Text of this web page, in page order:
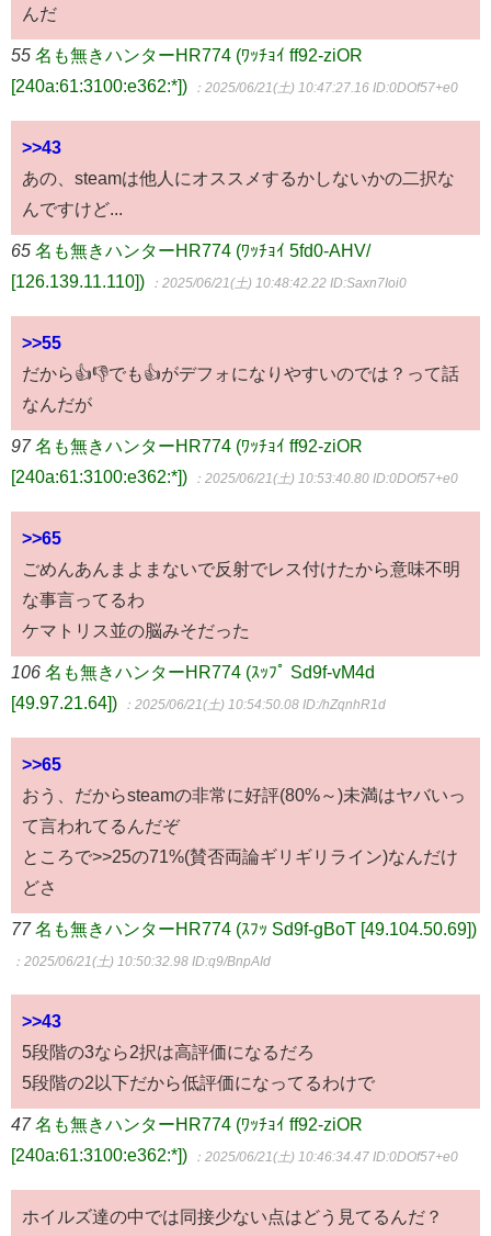
んだ
55 名も無きハンターHR774 (ﾜｯﾁｮｲ ff92-ziOR
[240a:61:3100:e362:*])
：2025/06/21(土) 10:47:27.16 ID:0DOf57+e0
>>43
あの、steamは他人にオススメするかしないかの二択な
んですけど...
65 名も無きハンターHR774 (ﾜｯﾁｮｲ 5fd0-AHV/
[126.139.11.110])
：2025/06/21(土) 10:48:42.22 ID:Saxn7Ioi0
>>55
だから👍👎でも👍がデフォになりやすいのでは？って話
なんだが
97 名も無きハンターHR774 (ﾜｯﾁｮｲ ff92-ziOR
[240a:61:3100:e362:*])
：2025/06/21(土) 10:53:40.80 ID:0DOf57+e0
>>65
ごめんあんまよまないで反射でレス付けたから意味不明
な事言ってるわ
ケマトリス並の脳みそだった
106 名も無きハンターHR774 (ｽｯﾌﾟ Sd9f-vM4d
[49.97.21.64])
：2025/06/21(土) 10:54:50.08 ID:/hZqnhR1d
>>65
おう、だからsteamの非常に好評(80%～)未満はヤバいっ
て言われてるんだぞ
ところで>>25の71%(賛否両論ギリギリライン)なんだけ
どさ
77 名も無きハンターHR774 (ｽﾌｯ Sd9f-gBoT [49.104.50.69])
：2025/06/21(土) 10:50:32.98 ID:q9/BnpAId
>>43
5段階の3なら2択は高評価になるだろ
5段階の2以下だから低評価になってるわけで
47 名も無きハンターHR774 (ﾜｯﾁｮｲ ff92-ziOR
[240a:61:3100:e362:*])
：2025/06/21(土) 10:46:34.47 ID:0DOf57+e0
ホイルズ達の中では同接少ない点はどう見てるんだ？